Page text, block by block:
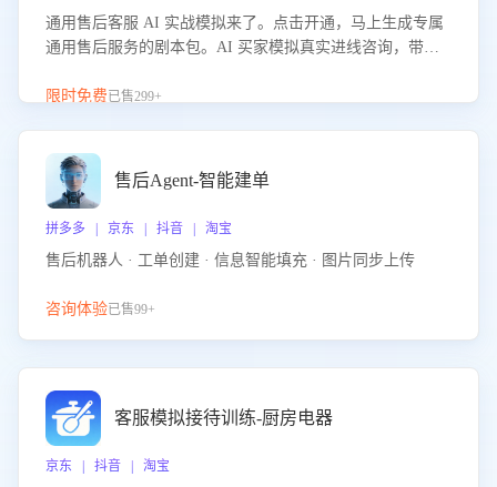
通用售后客服 AI 实战模拟来了。点击开通，马上生成专属
通用售后服务的剧本包。AI 买家模拟真实进线咨询，带您
的应对要点，轻松提升服务能力。
限时免费已售299+
售后Agent-智能建单
拼多多 | 京东 | 抖音 | 淘宝
售后机器人 · 工单创建 · 信息智能填充 · 图片同步上传
咨询体验已售99+
客服模拟接待训练-厨房电器
京东 | 抖音 | 淘宝